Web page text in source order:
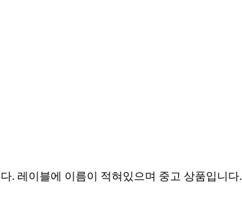
. 레이블에 이름이 적혀있으며 중고 상품입니다.